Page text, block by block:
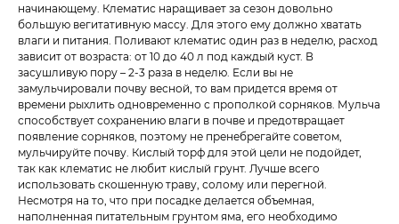
начинающему. Клематис наращивает за сезон довольно
большую вегитативную массу. Для этого ему должно хватать
влаги и питания. Поливают клематис один раз в неделю, расход
зависит от возраста: от 10 до 40 л под каждый куст. В
засушливую пору – 2-3 раза в неделю. Если вы не
замульчировали почву весной, то вам придется время от
времени рыхлить одновременно с прополкой сорняков. Мульча
способствует сохранению влаги в почве и предотвращает
появление сорняков, поэтому не пренебрегайте советом,
мульчируйте почву. Кислый торф для этой цели не подойдет,
так как клематис не любит кислый грунт. Лучше всего
использовать скошенную траву, солому или перегной.
Несмотря на то, что при посадке делается объемная,
наполненная питательным грунтом яма, его необходимо